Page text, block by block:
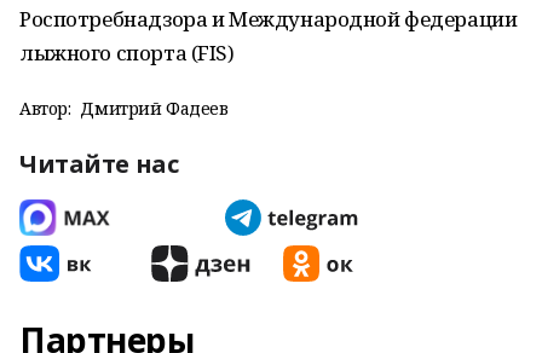
Роспотребнадзора и Международной федерации
лыжного спорта (FIS)
Автор: Дмитрий Фадеев
Читайте нас
Партнеры